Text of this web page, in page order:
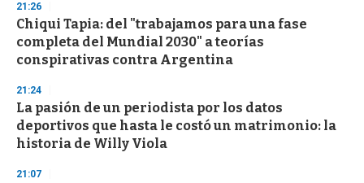
21:26
Chiqui Tapia: del "trabajamos para una fase
completa del Mundial 2030" a teorías
conspirativas contra Argentina
21:24
La pasión de un periodista por los datos
deportivos que hasta le costó un matrimonio: la
historia de Willy Viola
21:07